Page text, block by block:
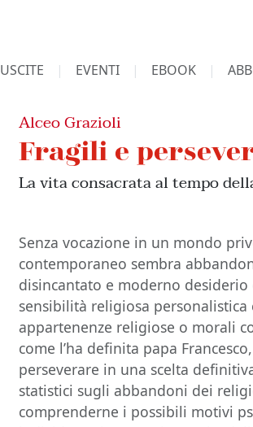
USCITE EVENTI EBOOK
Alceo Grazioli
Fragili e
La vita consacrata al tempo
Senza vocazione in un mondo
contemporaneo sembra
disincantato e moderno
sensibilità religiosa
appartenenze religiose o morali
come l’ha definita papa
perseverare in una scelta
statistici sugli abbandoni dei
comprenderne i possibili motivi